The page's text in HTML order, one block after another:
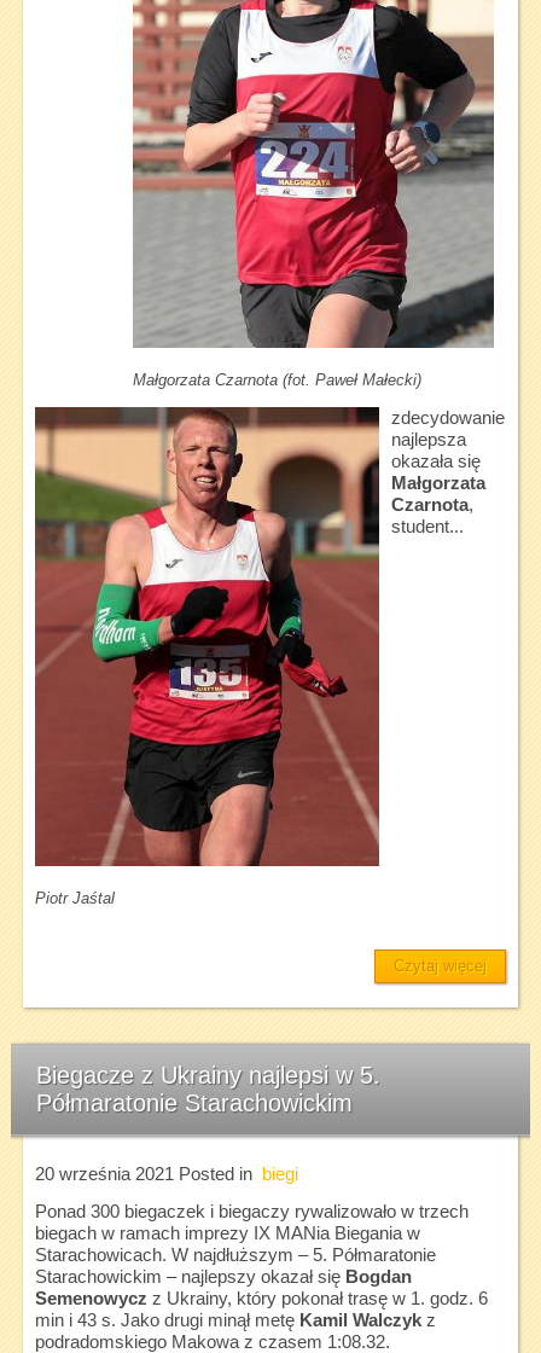
Małgorzata Czarnota (fot. Paweł Małecki)
Piotr Jaśtal
zdecydowanie
najlepsza
okazała się
Małgorzata
Czarnota,
student...
Czytaj więcej
Biegacze z Ukrainy najlepsi w 5.
Półmaratonie Starachowickim
20 września 2021 Posted in
biegi
Ponad 300 biegaczek i biegaczy rywalizowało w trzech
biegach w ramach imprezy IX MANia Biegania w
Starachowicach. W najdłuższym – 5. Półmaratonie
Starachowickim – najlepszy okazał się Bogdan
Semenowycz z Ukrainy, który pokonał trasę w 1. godz. 6
min i 43 s. Jako drugi minął metę Kamil Walczykz
podradomskiego Makowa z czasem 1:08.32.